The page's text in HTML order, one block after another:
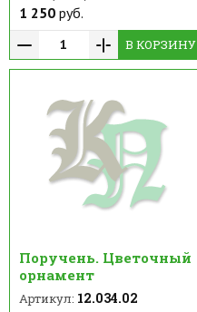
1 250 руб.
В КОРЗИНУ
Поручень. Цветочный
орнамент
Артикул: 12.034.02